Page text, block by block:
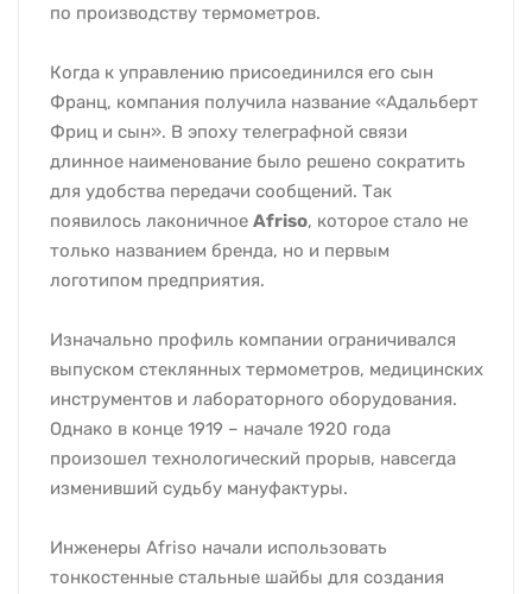
по производству термометров.
Когда к управлению присоединился его сын
Франц, компания получила название «Адальберт
Фриц и сын». В эпоху телеграфной связи
длинное наименование было решено сократить
для удобства передачи сообщений. Так
появилось лаконичное Afriso, которое стало не
только названием бренда, но и первым
логотипом предприятия.
Изначально профиль компании ограничивался
выпуском стеклянных термометров, медицинских
инструментов и лабораторного оборудования.
Однако в конце 1919 – начале 1920 года
произошел технологический прорыв, навсегда
изменивший судьбу мануфактуры.
Инженеры Afriso начали использовать
тонкостенные стальные шайбы для создания